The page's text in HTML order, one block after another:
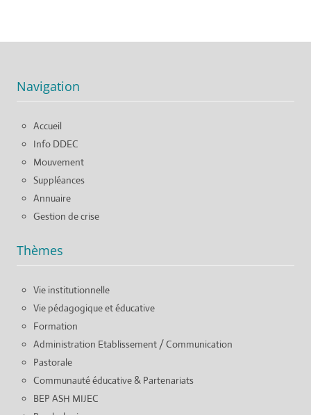
Navigation
Accueil
Info DDEC
Mouvement
Suppléances
Annuaire
Gestion de crise
Thèmes
Vie institutionnelle
Vie pédagogique et éducative
Formation
Administration Etablissement / Communication
Pastorale
Communauté éducative & Partenariats
BEP ASH MIJEC